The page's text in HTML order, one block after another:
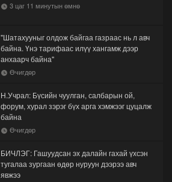
3 цаг 11 минутын өмнө
"Шатахууныг олдож байгаа газраас нь л авч
байна. Үнэ тарифаас илүү хангамж дээр
анхаарч байна"
Өчигдөр
Н.Учрал: Бүсийн чуулган, салбарын ой,
форум, хурал зэрэг бүх арга хэмжээг цуцалж
байна
Өчигдөр
БИЧЛЭГ: Гашуудсан эх далайн гахай үхсэн
тугалаа зургаан өдөр нуруун дээрээ авч
явжээ